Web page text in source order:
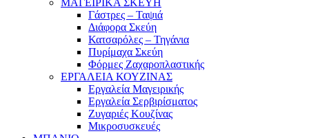
ΜΑΓΕΙΡΙΚΑ ΣΚΕΥΗ
Γάστρες – Ταψιά
Διάφορα Σκεύη
Κατσαρόλες – Τηγάνια
Πυρίμαχα Σκεύη
Φόρμες Ζαχαροπλαστικής
ΕΡΓΑΛΕΙΑ ΚΟΥΖΙΝΑΣ
Εργαλεία Μαγειρικής
Εργαλεία Σερβιρίσματος
Ζυγαριές Κουζίνας
Μικροσυσκευές